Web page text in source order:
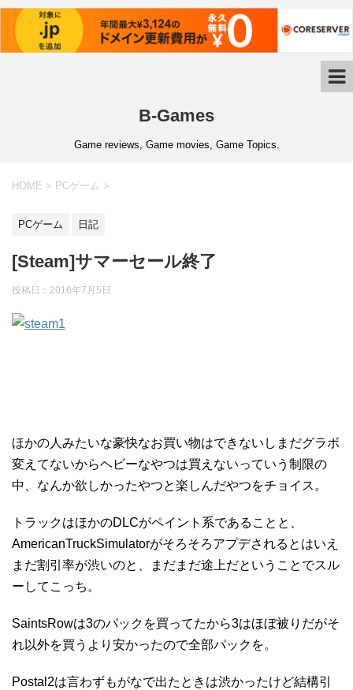
B-Games
Game reviews, Game movies, Game Topics.
HOME > PCゲーム >
PCゲーム 日記
[Steam]サマーセール終了
投稿日： 2016年7月5日
ほかの人みたいな豪快なお買い物はできないしまだグラボ
変えてないからヘビーなやつは買えないっていう制限の
中、なんか欲しかったやつと楽しんだやつをチョイス。
トラックはほかのDLCがペイント系であることと、
AmericanTruckSimulatorがそろそろアプデされるとはいえ
まだ割引率が渋いのと、まだまだ途上だということでスル
ーしてこっち。
SaintsRowは3のパックを買ってたから3はほぼ被りだがそ
れ以外を買うより安かったので全部パックを。
Postal2は言わずもがなで出たときは渋かったけど結構引